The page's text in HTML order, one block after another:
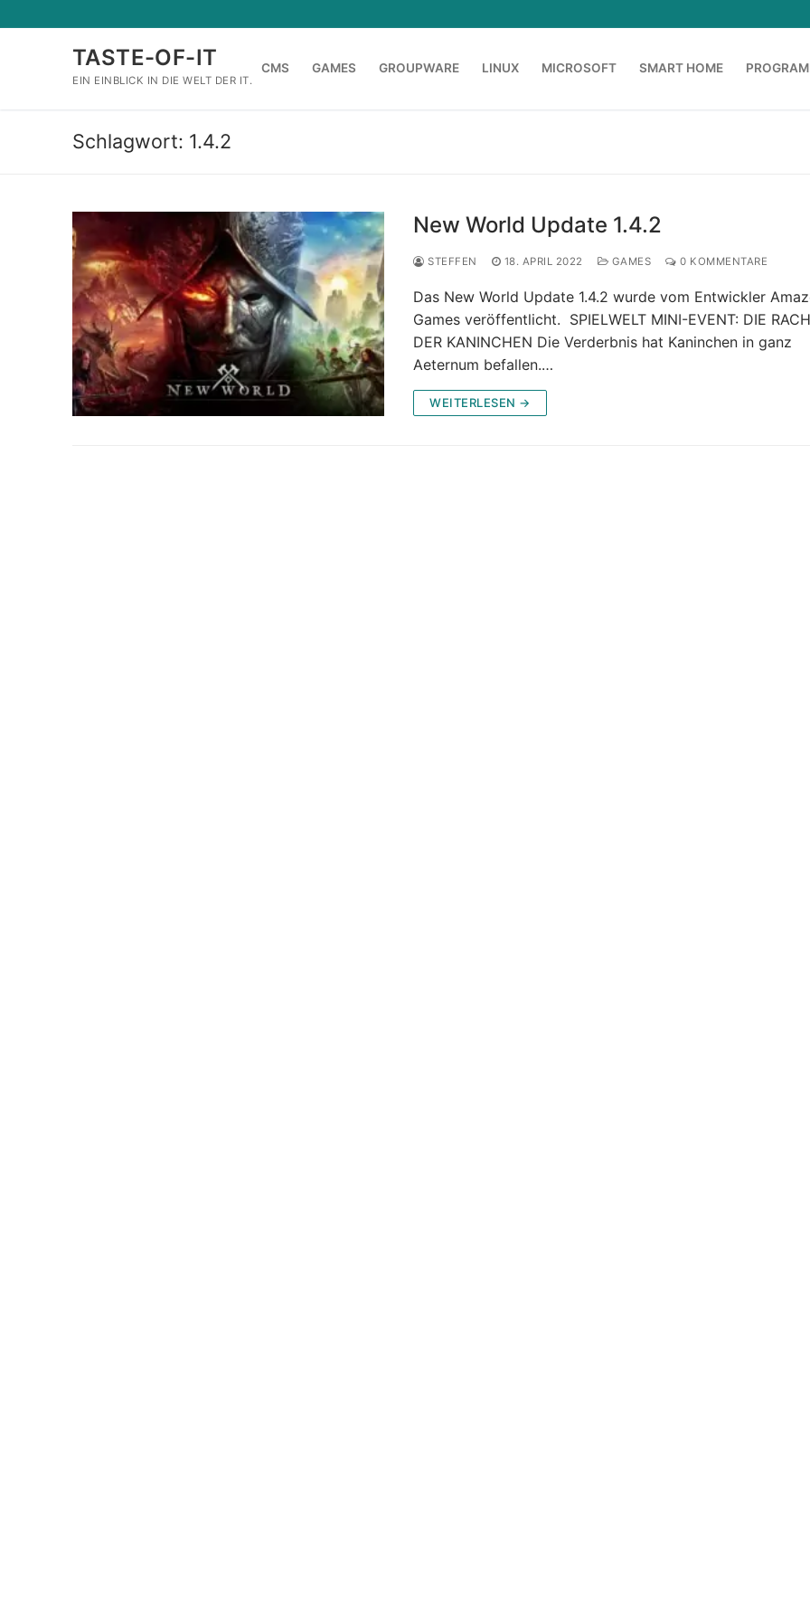
Inhalt
TASTE-OF-IT
EIN EINBLICK IN DIE WELT DER IT.
CMS GAMES GROUPWARE LINUX MICROSOFT SMART HOME
Schlagwort: 1.4.2
New World Update 1.4.2
STEFFEN 18. APRIL 2022 GAMES 0 KOMMENTARE
Das New World Update 1.4.2 wurde vom Entwickler
Games veröffentlicht. SPIELWELT MINI-EVENT: DIE
DER KANINCHEN Die Verderbnis hat Kaninchen in ganz
Aeternum befallen.…
WEITERLESEN →